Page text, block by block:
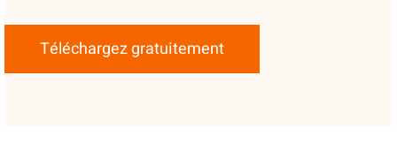
Téléchargez gratuitement